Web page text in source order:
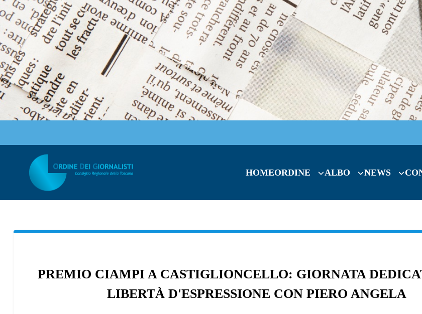
HOMEORDINE ALBO NEWS
PREMIO CIAMPI A CASTIGLIONCELLO: GIORNATA
LIBERTÀ D'ESPRESSIONE CON PIERO ANGELA